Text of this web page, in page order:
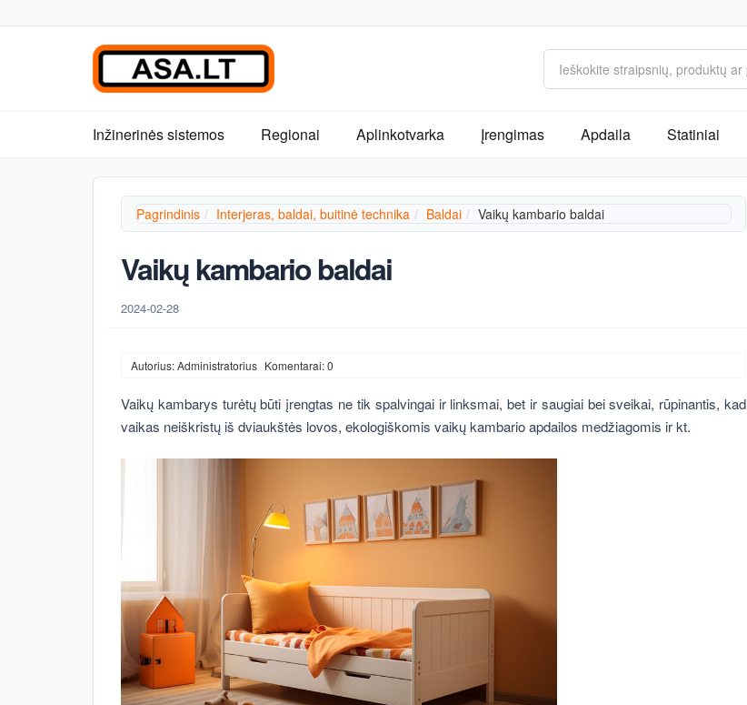
Inžinerinės sistemos Regionai Aplinkotvarka Įrengimas Apdaila Statiniai
Pagrindinis Interjeras, baldai, buitinė technika Baldai Vaikų kambario baldai
Vaikų kambario baldai
2024-02-28
Autorius: Administratorius Komentarai: 0
Vaikų kambarys turėtų būti įrengtas ne tik spalvingai ir linksmai, bet ir saugiai bei sveikai, rūpinantis, kad
vaikas neiškristų iš dviaukštės lovos, ekologiškomis vaikų kambario apdailos medžiagomis ir kt.